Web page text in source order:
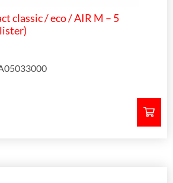
classic / eco / AIR M – 5